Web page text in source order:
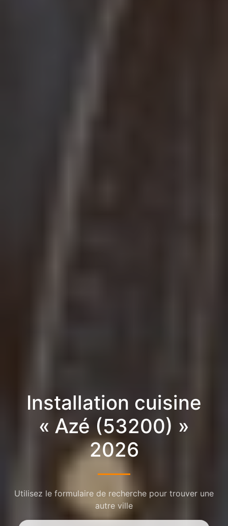
Installation cuisine
« Azé (53200) »
2026
Utilisez le formulaire de recherche pour trouver une
autre ville